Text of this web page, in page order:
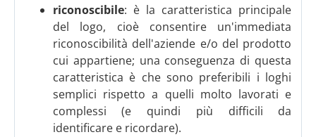
riconoscibile: è la caratteristica principale
del logo, cioè consentire un'immediata
riconoscibilità dell'aziende e/o del prodotto
cui appartiene; una conseguenza di questa
caratteristica è che sono preferibili i loghi
semplici rispetto a quelli molto lavorati e
complessi (e quindi più difficili da
identificare e ricordare).